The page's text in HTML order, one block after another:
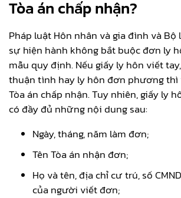
Tòa án chấp nhận?
Pháp luật Hôn nhân và gia đình và
sự hiện hành không bắt buộc đơn ly
mẫu quy định. Nếu giấy ly hôn viết
thuận tình hay ly hôn đơn phương thì
Tòa án chấp nhận. Tuy nhiên, giấy ly
có đầy đủ những nội dung sau:
Ngày, tháng, năm làm đơn;
Tên Tòa án nhận đơn;
Họ và tên, địa chỉ cư trú, số
của người viết đơn;